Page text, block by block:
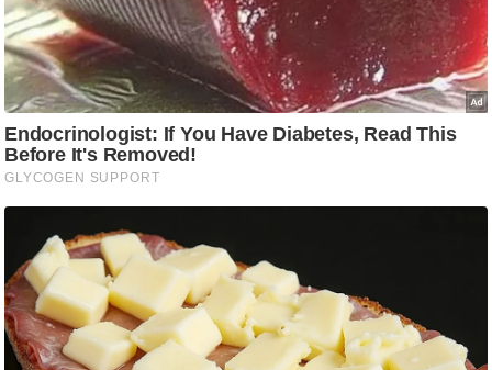
ज
नी
ति
वि
श्ले
ष
म
सा
म
यि